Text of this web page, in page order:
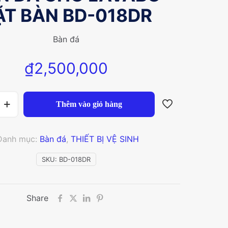
BÀN BD-018DR
Bàn đá
₫2,500,000
Thêm vào giỏ hàng
SKU: BD-018DR
mục: Bàn đá, THIẾT BỊ VỆ SINH
Share